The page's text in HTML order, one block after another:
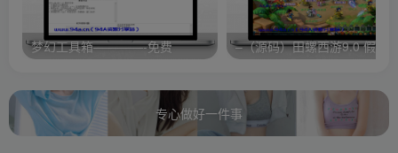
梦幻工具箱————-免费
专心做好一件事